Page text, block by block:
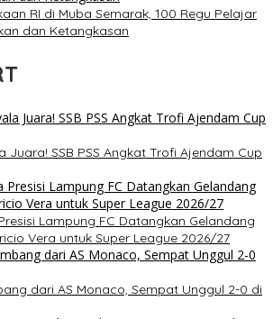
RI di Muba Semarak, 100 Regu Pelajar
dan Ketangkasan
Juara! SSB PSS Angkat Trofi Ajendam Cup
Lampung FC Datangkan Gelandang
Vera untuk Super League 2026/27
dari AS Monaco, Sempat Unggul 2-0 di